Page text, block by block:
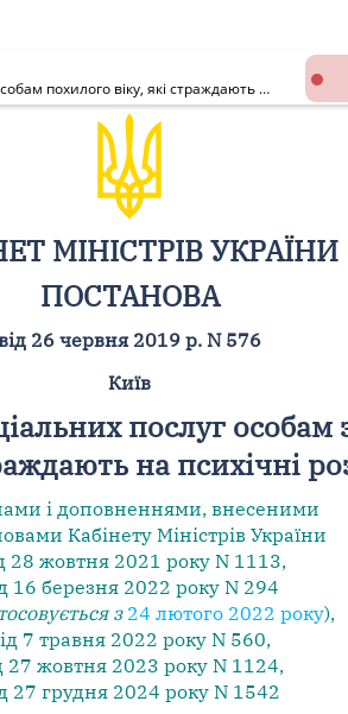
Про затвердження Порядку надання соціальних послуг особам з інвалідністю та особам похилого віку, які страждають на психічні розлади